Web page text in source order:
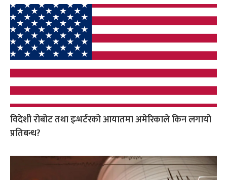
विदेशी रोबोट तथा इन्भर्टरको आयातमा अमेरिकाले किन लगायो
प्रतिबन्ध?